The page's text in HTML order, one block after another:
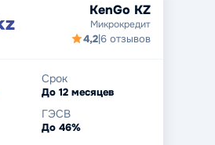
KenGo KZ
Микрокредит
4,2|6 отзывов
Срок
До 12 месяцев
ГЭСВ
До 46%